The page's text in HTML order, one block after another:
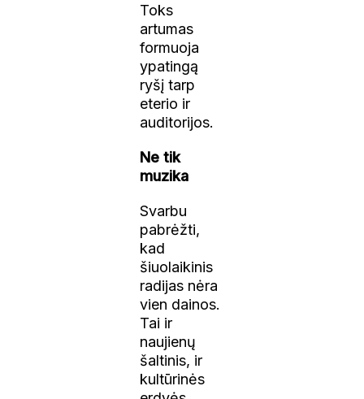
Toks
artumas
formuoja
ypatingą
ryšį tarp
eterio ir
auditorijos.
Ne tik
muzika
Svarbu
pabrėžti,
kad
šiuolaikinis
radijas nėra
vien dainos.
Tai ir
naujienų
šaltinis, ir
kultūrinės